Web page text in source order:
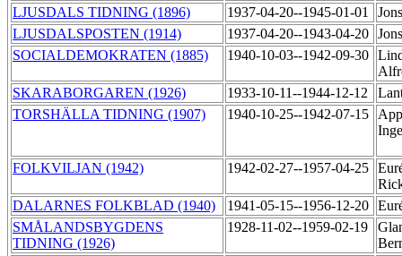
LJUSDALS TIDNING (1896)
1937-04-20--1945-01-01
LJUSDALSPOSTEN (1914)
1937-04-20--1943-04-20
SOCIALDEMOKRATEN (1885)
1940-10-03--1942-09-30
SKARABORGAREN (1926)
1933-10-11--1944-12-12
TORSHÄLLA TIDNING (1907)
1940-10-25--1942-07-15
FOLKVILJAN (1942) 1942-02-27--1957-04-25
DALARNES FOLKBLAD (1940)
1941-05-15--1956-12-20
SMÅLANDSBYGDENS
TIDNING (1926)
1928-11-02--1959-02-19